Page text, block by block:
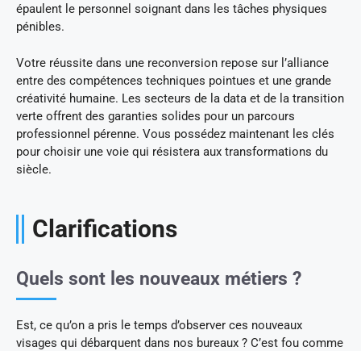
épaulent le personnel soignant dans les tâches physiques
pénibles.
Votre réussite dans une reconversion repose sur l’alliance
entre des compétences techniques pointues et une grande
créativité humaine. Les secteurs de la data et de la transition
verte offrent des garanties solides pour un parcours
professionnel pérenne. Vous possédez maintenant les clés
pour choisir une voie qui résistera aux transformations du
siècle.
Clarifications
Quels sont les nouveaux métiers ?
Est, ce qu’on a pris le temps d’observer ces nouveaux
visages qui débarquent dans nos bureaux ? C’est fou comme